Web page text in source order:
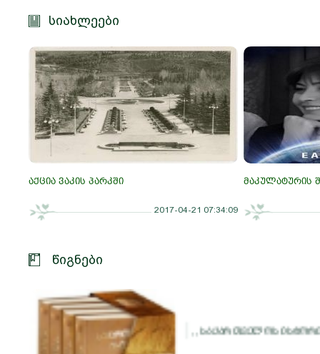
სიახლეები
აქცია ვაკის პარკში
2017-04-21 07:34:09
მაკულატურის
წიგნები
,, საქართველოს